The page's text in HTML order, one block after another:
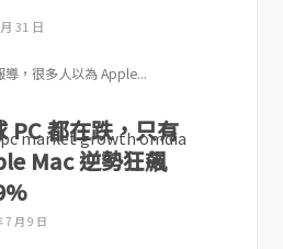
31 日
導，很多人以為 Apple...
PC 都在跌，只有
Mac 逆勢狂飆
7 月 9 日